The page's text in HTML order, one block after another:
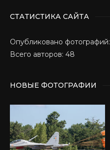
СТАТИСТИКА САЙТА
Опубликовано фотографий:
Всего авторов: 48
НОВЫЕ ФОТОГРАФИИ